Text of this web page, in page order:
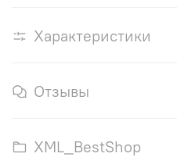
Характеристики
Отзывы
XML_BestShop